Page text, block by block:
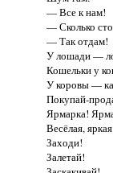
— Все к нам!
— Сколько
— Так отдам!
У лошади —
Кошельки у
У коровы —
Покупай-
Ярмарка!
Весёлая,
Заходи!
Залетай!